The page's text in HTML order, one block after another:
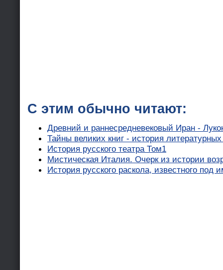
С этим обычно читают:
Древний и раннесредневековый Иран -
Тайны великих книг - история
История русского театра Том1
Мистическая Италия. Очерк из истории
История русского раскола, известного